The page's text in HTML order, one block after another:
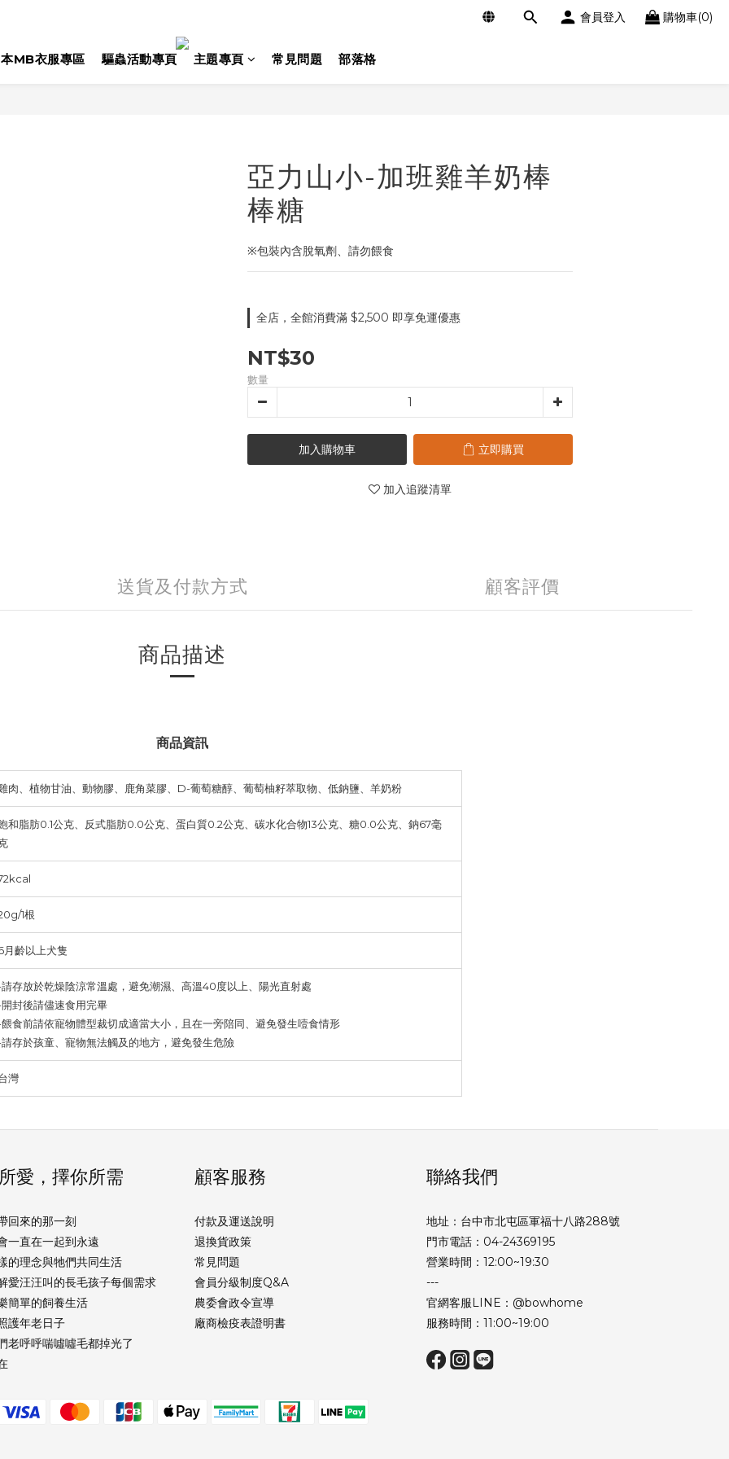
會員登入 購物車(0)
MB衣服專區 驅蟲活動專頁 主題專頁 常見問題 部落格
亞力山小-加班雞羊奶棒
棒糖
※包裝內含脫氧劑、請勿餵食
全店，全館消費滿 $2,500 即享免運優惠
NT$30
數量
加入購物車 立即購買
加入追蹤清單
送貨及付款方式 顧客評價
商品描述
商品資訊
肉、植物甘油、動物膠、鹿角菜膠、D-葡萄糖醇、葡萄柚籽萃取物、低鈉鹽、羊奶粉
和脂肪0.1公克、反式脂肪0.0公克、蛋白質0.2公克、碳水化合物13公克、糖0.0公克、鈉67毫
1根
月齡以上犬隻
存放於乾燥陰涼常溫處，避免潮濕、高溫40度以上、陽光直射處
封後請儘速食用完畢
食前請依寵物體型裁切成適當大小，且在一旁陪同、避免發生噎食情形
存於孩童、寵物無法觸及的地方，避免發生危險
灣
愛，擇你所需
回來的那一刻
一直在一起到永遠
的理念與牠們共同生活
愛汪汪叫的長毛孩子每個需求
簡單的飼養生活
護年老日子
老呼呼喘噓噓毛都掉光了
顧客服務
付款及運送說明
退換貨政策
常見問題
會員分級制度Q&A
農委會政令宣導
廠商檢疫表證明書
聯絡我們
地址：台中市北屯區軍福十八路288號
門市電話：04-24369195
營業時間：12:00~19:30
---
官網客服LINE：@bowhome
服務時間：11:00~19:00